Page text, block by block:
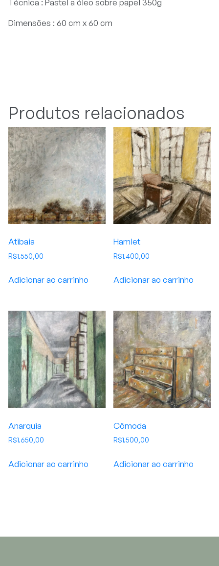
Técnica : Pastel a óleo sobre papel 350g
Dimensões : 60 cm x 60 cm
Produtos relacionados
Atibaia
R$1.550,00
Adicionar ao carrinho
Hamlet
R$1.400,00
Adicionar ao carrinho
Anarquia
R$1.650,00
Adicionar ao carrinho
Cômoda
R$1.500,00
Adicionar ao carrinho